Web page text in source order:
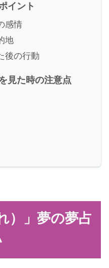
イント
感情
地
後の行動
見た時の注意点
）」夢の夢占